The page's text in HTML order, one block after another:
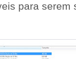
para serem